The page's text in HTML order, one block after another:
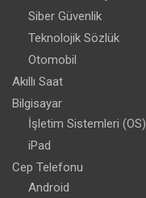
Siber Güvenlik
Teknolojik Sözlük
Otomobil
Akıllı Saat
Bilgisayar
İşletim Sistemleri (OS)
iPad
Cep Telefonu
Android